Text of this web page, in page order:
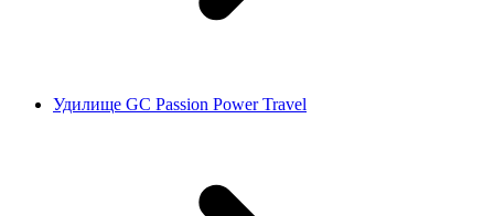
Удилище GC Passion Power Travel